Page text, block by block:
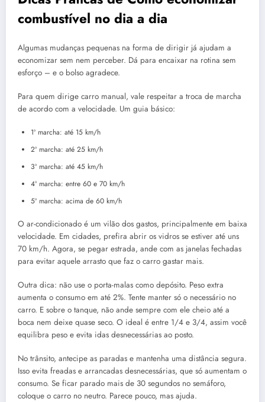
combustível no dia a dia
Algumas mudanças pequenas na forma de dirigir já ajudam a
economizar sem nem perceber. Dá para encaixar na rotina sem
esforço – e o bolso agradece.
Para quem dirige carro manual, vale respeitar a troca de marcha
de acordo com a velocidade. Um guia básico:
1ª marcha: até 15 km/h
2ª marcha: até 25 km/h
3ª marcha: até 45 km/h
4ª marcha: entre 60 e 70 km/h
5ª marcha: acima de 60 km/h
O ar-condicionado é um vilão dos gastos, principalmente em baixa
velocidade. Em cidades, prefira abrir os vidros se estiver até uns
70 km/h. Agora, se pegar estrada, ande com as janelas fechadas
para evitar aquele arrasto que faz o carro gastar mais.
Outra dica: não use o porta-malas como depósito. Peso extra
aumenta o consumo em até 2%. Tente manter só o necessário no
carro. E sobre o tanque, não ande sempre com ele cheio até a
boca nem deixe quase seco. O ideal é entre 1/4 e 3/4, assim você
equilibra peso e evita idas desnecessárias ao posto.
No trânsito, antecipe as paradas e mantenha uma distância segura.
Isso evita freadas e arrancadas desnecessárias, que só aumentam o
consumo. Se ficar parado mais de 30 segundos no semáforo,
coloque o carro no neutro. Parece pouco, mas ajuda.